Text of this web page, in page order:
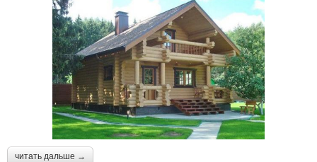
читать дальше →